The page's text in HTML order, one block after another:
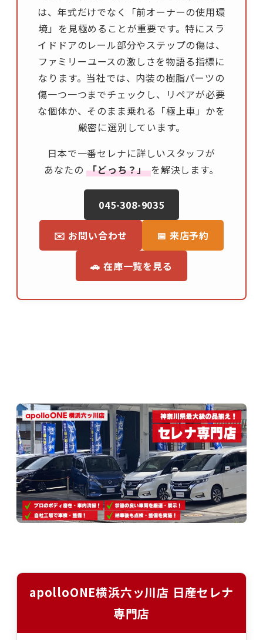
は、年式だけでなく「前オーナーの使用環
境」を見極めることが重要です。特にスラ
イドドアのレール部分やステップの傷は、
ファミリーユースの激しさを物語る指標に
なります。当社では、内装の樹脂パーツの
傷一つ一つまでチェックし、リペアが必要
な個体か、そのまま乗れる「極上車」かを
厳密に選別しています。
日本で一番セレナに詳しいスタッフが
あなたの「どっち？」を解決します。
045-308-9035
✉️ お問い合わせ 📅 来店予約
🚗 在庫一覧を見る
apolloONE横浜六ッ川店 日産セレナ
専門店